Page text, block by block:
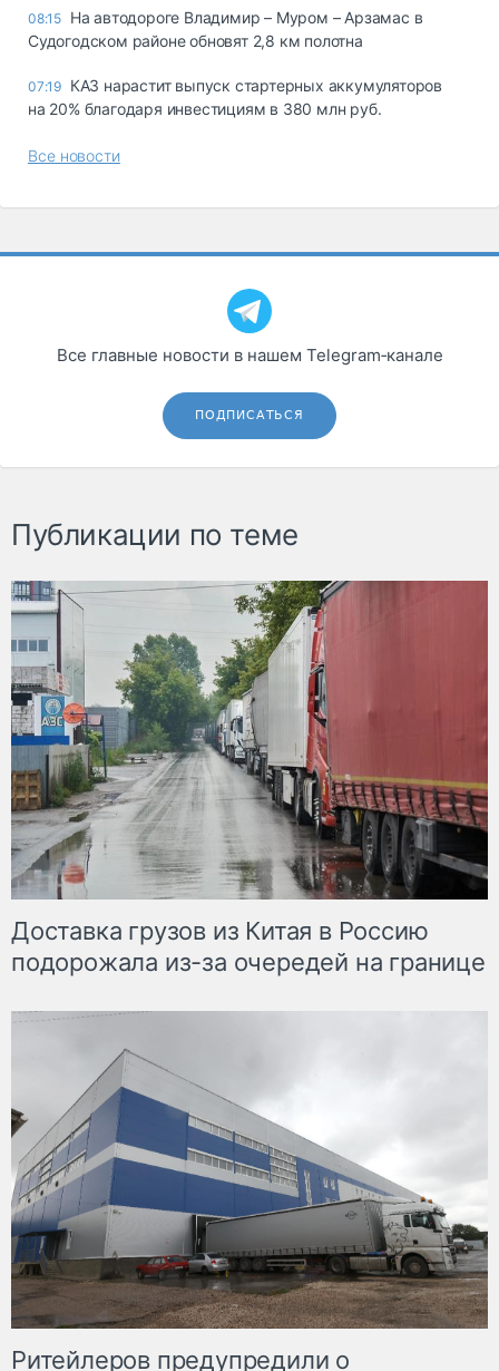
08:15 На автодороге Владимир – Муром – Арзамас в
Судогодском районе обновят 2,8 км полотна
07:19 КАЗ нарастит выпуск стартерных аккумуляторов
на 20% благодаря инвестициям в 380 млн руб.
Все новости
Все главные новости в нашем Telegram‑канале
ПОДПИСАТЬСЯ
Публикации по теме
Доставка грузов из Китая в Россию
подорожала из-за очередей на границе
Ритейлеров предупредили о